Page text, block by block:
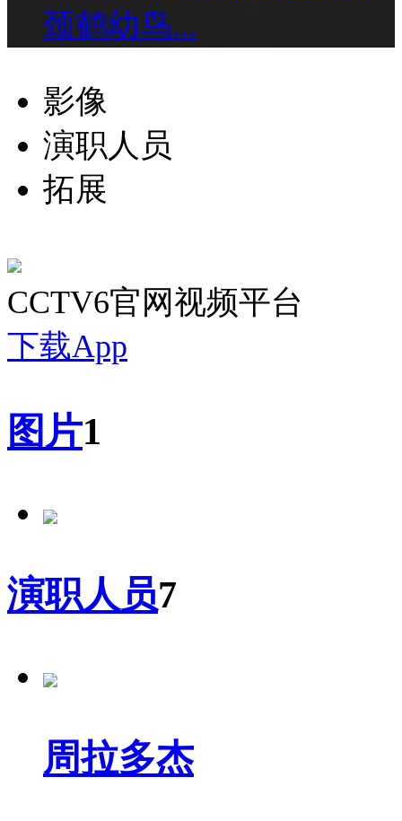
颈鹤幼鸟...
影像
演职人员
拓展
CCTV6官网视频平台
下载App
图片1
演职人员7
周拉多杰